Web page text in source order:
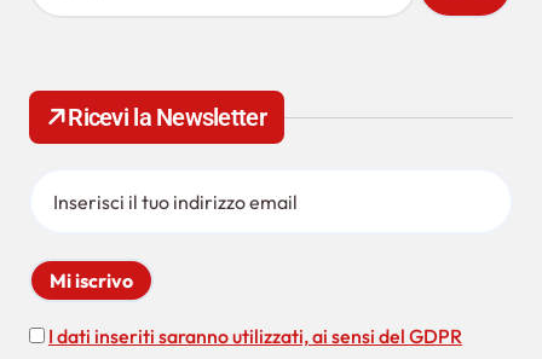
c
p
Ricevi la Newsletter
I dati inseriti saranno utilizzati, ai sensi del GDPR